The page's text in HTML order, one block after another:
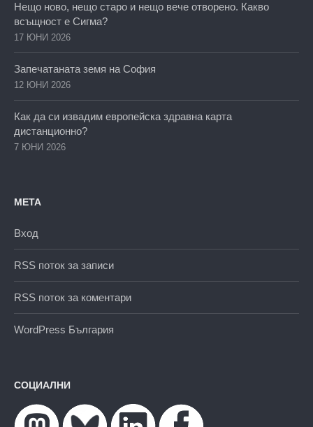
Нещо ново, нещо старо и нещо вече отворено. Какво
всъщност е Сигма?
17 ЮНИ 2026
Запечатаната земя на София
12 ЮНИ 2026
Как да си извадим европейска здравна карта
дистанционно?
7 ЮНИ 2026
МЕТА
Вход
RSS поток за записи
RSS поток за коментари
WordPress България
СОЦИАЛНИ